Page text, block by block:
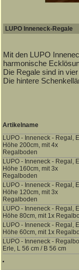
LUPO Inneneck-Regale
Mit den LUPO
harmonische
Die Regale sind in
Die hintere
Artikelname
LUPO - Inneneck - Regal,
Höhe 200cm, mit 4x
Regalboden
LUPO - Inneneck - Regal,
Höhe 160cm, mit 3x
Regalboden
LUPO - Inneneck - Regal,
Höhe 120cm, mit 3x
Regalboden
LUPO - Inneneck - Regal,
Höhe 80cm, mit 1x
LUPO - Inneneck - Regal,
Höhe 60cm, mit 1x
LUPO - Inneneck -
Erle, L 56 cm / B 56 cm